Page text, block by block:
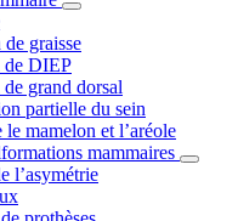
graisse
de DIEP
grand dorsal
partielle du sein
le mamelon et l’aréole
mammaires
l’asymétrie